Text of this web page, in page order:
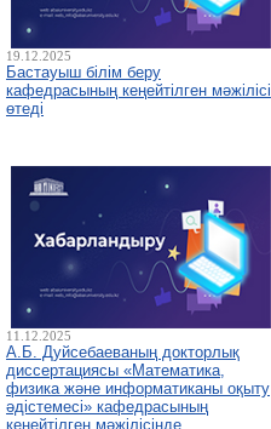
19.12.2025
Бастауыш білім беру
кафедрасының кеңейтілген мәжілісі
өтеді
11.12.2025
А.Б. Дуйсебаеваның докторлық
диссертациясы «Математика,
физика және информатиканы оқыту
әдістемесі» кафедрасының
кеңейтілген мәжілісінде